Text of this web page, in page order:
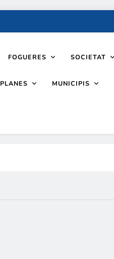
FOGUERES SOCIETAT
PLANES MUNICIPIS